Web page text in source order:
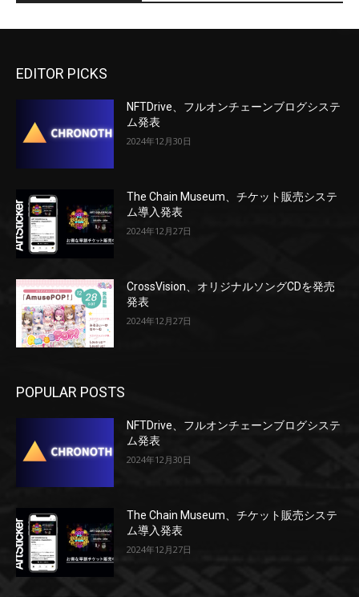
EDITOR PICKS
NFTDrive、フルオンチェーンブログシステ
ム発表
2024年12月30日
The Chain Museum、チケット販売システ
ム導入発表
2024年12月27日
CrossVision、オリジナルソングCDを発売
発表
2024年12月27日
POPULAR POSTS
NFTDrive、フルオンチェーンブログシステ
ム発表
2024年12月30日
The Chain Museum、チケット販売システ
ム導入発表
2024年12月27日